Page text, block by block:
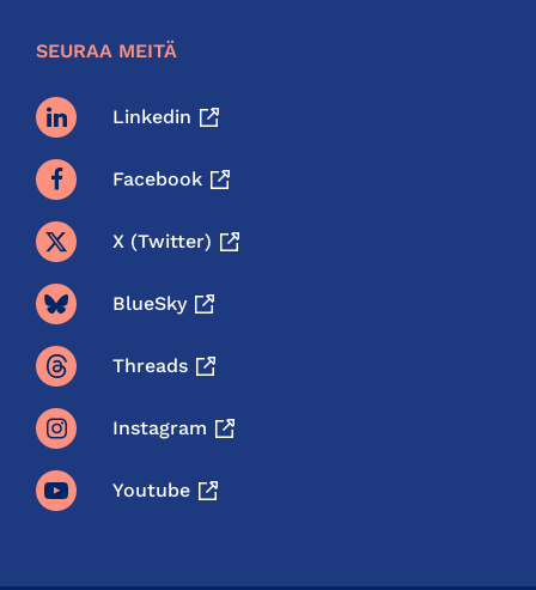
SEURAA MEITÄ
Linkedin
Facebook
X (twitter)
BlueSky
Threads
Instagram
Youtube